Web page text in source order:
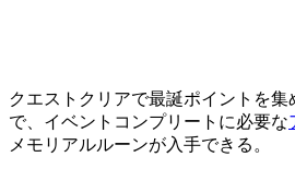
クエストクリアで最誕ポイントを
で、イベントコンプリートに必要な
メモリアルルーンが入手できる。